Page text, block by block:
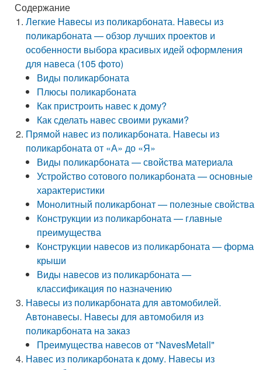
Содержание
Легкие Навесы из поликарбоната. Навесы из
поликарбоната — обзор лучших проектов и
особенности выбора красивых идей оформления
для навеса (105 фото)
Виды поликарбоната
Плюсы поликарбоната
Как пристроить навес к дому?
Как сделать навес своими руками?
Прямой навес из поликарбоната. Навесы из
поликарбоната от «А» до «Я»
Виды поликарбоната — свойства материала
Устройство сотового поликарбоната — основные
характеристики
Монолитный поликарбонат — полезные свойства
Конструкции из поликарбоната — главные
преимущества
Конструкции навесов из поликарбоната — форма
крыши
Виды навесов из поликарбоната —
классификация по назначению
Навесы из поликарбоната для автомобилей.
Автонавесы. Навесы для автомобиля из
поликарбоната на заказ
Преимущества навесов от "NavesMetall"
Навес из поликарбоната к дому. Навесы из